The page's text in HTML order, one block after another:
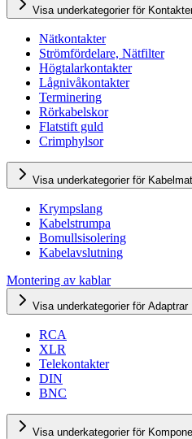
Visa underkategorier för
Nätkontakter
Strömfördelare, Nätfilter
Högtalarkontakter
Lågnivåkontakter
Terminering
Rörkabelskor
Flatstift guld
Crimphylsor
Visa underkategorier för
Krympslang
Kabelstrumpa
Bomullsisolering
Kabelavslutning
Montering av kablar
Visa underkategorier för Adaptrar
RCA
XLR
Telekontakter
DIN
BNC
Visa underkategorier för